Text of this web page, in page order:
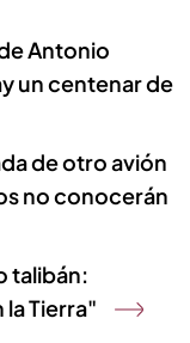
Antonio
un centenar de
de otro avión
no conocerán
talibán:
la Tierra"